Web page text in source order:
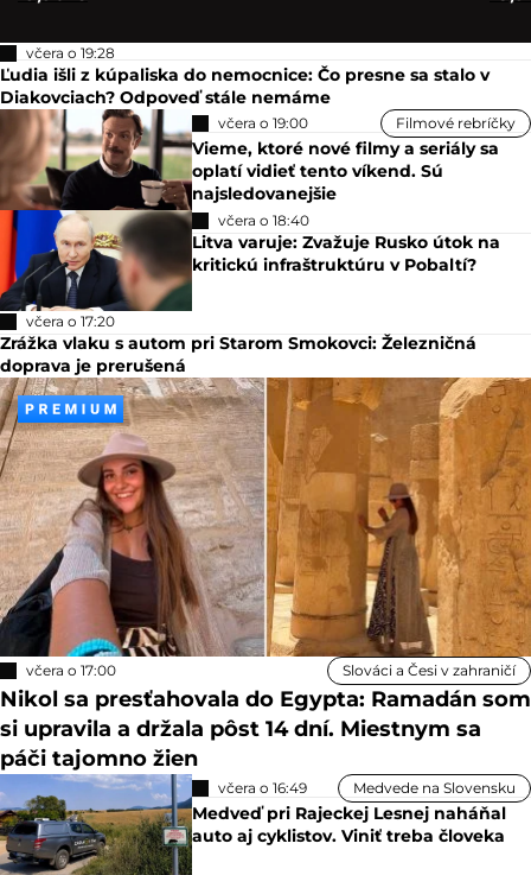
včera o 19:28
Ľudia išli z kúpaliska do nemocnice: Čo presne sa stalo v
Diakovciach? Odpoveď stále nemáme
včera o 19:00 Filmové rebríčky
Vieme, ktoré nové filmy a seriály sa
oplatí vidieť tento víkend. Sú
najsledovanejšie
včera o 18:40
Litva varuje: Zvažuje Rusko útok na
kritickú infraštruktúru v Pobaltí?
včera o 17:20
Zrážka vlaku s autom pri Starom Smokovci: Železničná
doprava je prerušená
včera o 17:00 Slováci a Česi v zahraničí
Nikol sa presťahovala do Egypta: Ramadán som
si upravila a držala pôst 14 dní. Miestnym sa
páči tajomno žien
včera o 16:49 Medvede na Slovensku
Medveď pri Rajeckej Lesnej naháňal
auto aj cyklistov. Viniť treba človeka